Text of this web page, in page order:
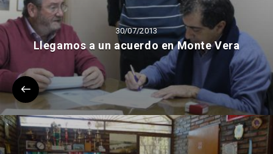
30/07/2013
Llegamos a un acuerdo en Monte Vera